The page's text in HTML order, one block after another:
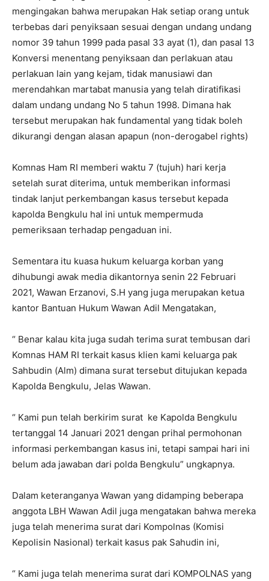
mengingakan bahwa merupakan Hak setiap orang untuk
terbebas dari penyiksaan sesuai dengan undang undang
nomor 39 tahun 1999 pada pasal 33 ayat (1), dan pasal 13
Konversi menentang penyiksaan dan perlakuan atau
perlakuan lain yang kejam, tidak manusiawi dan
merendahkan martabat manusia yang telah diratifikasi
dalam undang undang No 5 tahun 1998. Dimana hak
tersebut merupakan hak fundamental yang tidak boleh
dikurangi dengan alasan apapun (non-derogabel rights)
Komnas Ham RI memberi waktu 7 (tujuh) hari kerja
setelah surat diterima, untuk memberikan informasi
tindak lanjut perkembangan kasus tersebut kepada
kapolda Bengkulu hal ini untuk mempermuda
pemeriksaan terhadap pengaduan ini.
Sementara itu kuasa hukum keluarga korban yang
dihubungi awak media dikantornya senin 22 Februari
2021, Wawan Erzanovi, S.H yang juga merupakan ketua
kantor Bantuan Hukum Wawan Adil Mengatakan,
“ Benar kalau kita juga sudah terima surat tembusan dari
Komnas HAM RI terkait kasus klien kami keluarga pak
Sahbudin (Alm) dimana surat tersebut ditujukan kepada
Kapolda Bengkulu, Jelas Wawan.
“ Kami pun telah berkirim surat ke Kapolda Bengkulu
tertanggal 14 Januari 2021 dengan prihal permohonan
informasi perkembangan kasus ini, tetapi sampai hari ini
belum ada jawaban dari polda Bengkulu” ungkapnya.
Dalam keteranganya Wawan yang didamping beberapa
anggota LBH Wawan Adil juga mengatakan bahwa mereka
juga telah menerima surat dari Kompolnas (Komisi
Kepolisin Nasional) terkait kasus pak Sahudin ini,
“ Kami juga telah menerima surat dari KOMPOLNAS yang